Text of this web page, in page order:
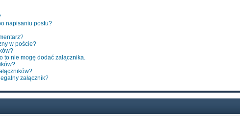
napisaniu postu?
w poście?
to nie mogę dodać załącznika.
załącznik?